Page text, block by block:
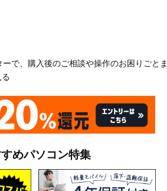
で、購入後のご相談や操作のお困りごと
めパソコン特集